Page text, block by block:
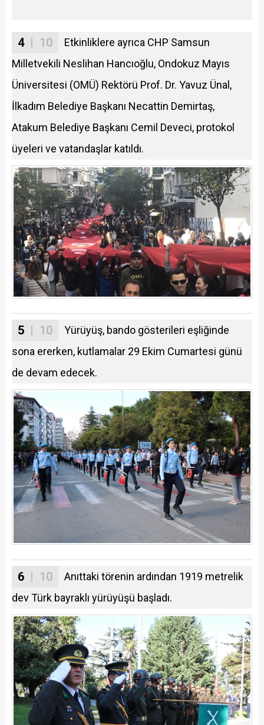
4| 10
Etkinliklere ayrıca CHP Samsun
Milletvekili Neslihan Hancıoğlu, Ondokuz Mayıs
Üniversitesi (OMÜ) Rektörü Prof. Dr. Yavuz Ünal,
İlkadım Belediye Başkanı Necattin Demirtaş,
Atakum Belediye Başkanı Cemil Deveci, protokol
üyeleri ve vatandaşlar katıldı.
5 | 10
Yürüyüş, bando gösterileri eşliğinde
sona ererken, kutlamalar 29 Ekim Cumartesi günü
de devam edecek.
6 | 10
Anıttaki törenin ardından 1919 metrelik
dev Türk bayraklı yürüyüşü başladı.